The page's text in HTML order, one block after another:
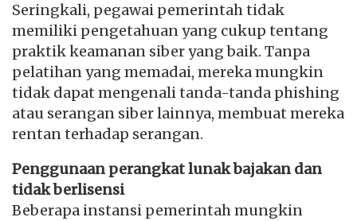
Seringkali, pegawai pemerintah tidak
memiliki pengetahuan yang cukup tentang
praktik keamanan siber yang baik. Tanpa
pelatihan yang memadai, mereka mungkin
tidak dapat mengenali tanda-tanda phishing
atau serangan siber lainnya, membuat mereka
rentan terhadap serangan.
Penggunaan perangkat lunak bajakan dan
tidak berlisensi
Beberapa instansi pemerintah mungkin